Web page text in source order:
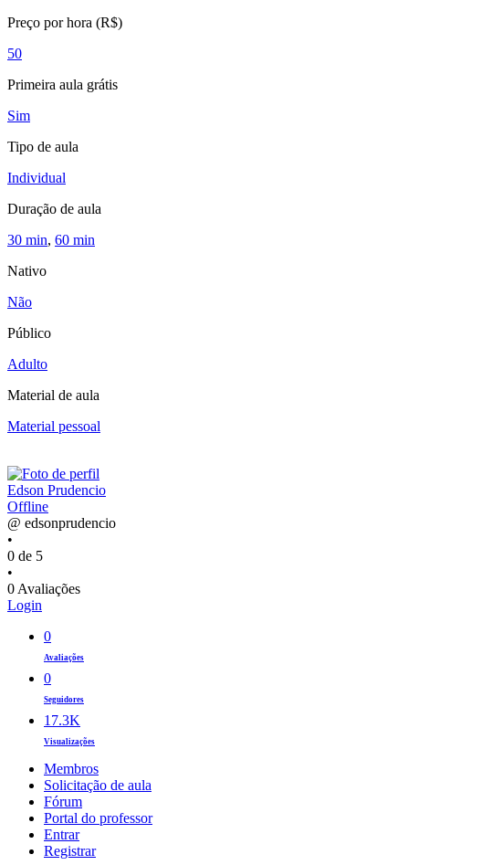
Preço por hora (R$)
50
Primeira aula grátis
Sim
Tipo de aula
Individual
Duração de aula
30 min, 60 min
Nativo
Não
Público
Adulto
Material de aula
Material pessoal
Edson Prudencio
Offline
@ edsonprudencio
•
0 de 5
•
0 Avaliações
Login
0
Avaliações
0
Seguidores
17.3K
Visualizações
Membros
Solicitação de aula
Fórum
Portal do professor
Entrar
Registrar